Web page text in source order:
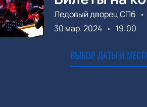
Ледовый дворец СПб
30 мар. 2024
19:00
ВЫБОР ДАТЫ И